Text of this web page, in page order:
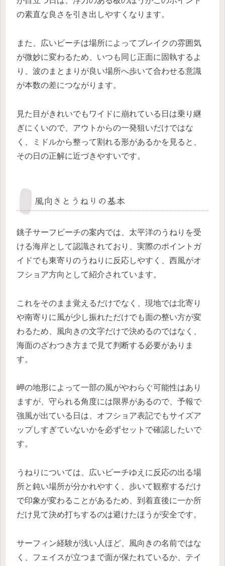
の素直な良さを引き出しやすくなります。
また、広いビーチは場所によってブレイクの雰囲気
が微妙に変わるため、いつも同じ正面に固執するよ
り、波のまとまりが良い場所へ歩いて合わせる意識
が本数の差につながります。
見た目がきれいでもワイドに崩れている日は乗り継
ぎにくいので、アウトからの一発狙いだけではな
く、ミドルから整って割れる形があるかを見ると、
その日の正解に近づきやすいです。
風向きとうねりの基本
銚子サーフビーチの案内では、太平洋のうねりを受
ける海岸として認識されており、実際のポイントガ
イドでも東寄りのうねりに反応しやすく、西風がオ
フショア方向として紹介されています。
これをそのまま覚えるだけでなく、現地では北寄り
や南寄りに風が少し振れただけでも面の整い方が変
わるため、風向きの文字だけで決めるのではなく、
海面のざわつき方まで見て判断する必要がありま
す。
岬の地形によって一部の風がやわらぐ可能性はあり
ますが、守られる角度には限界があるので、予報で
強風が出ている日は、オフショア表記でもサイズア
ップしすぎていないかを必ずセットで確認したいで
す。
うねりについては、広いビーチゆえに反応の出る場
所と鈍い場所が分かれやすく、歩いて観察するだけ
で印象が変わることがあるため、到着直後に一か所
だけ見て決め打ちするのは避けたほうが安全です。
サーフィン経験が浅い人ほど、風向きの名前ではな
く、フェイスが立つまで面が保たれているか、テイ